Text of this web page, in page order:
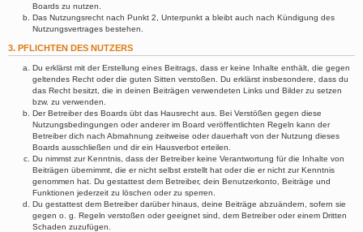
Boards zu nutzen.
Das Nutzungsrecht nach Punkt 2, Unterpunkt a bleibt auch nach Kündigung des
Nutzungsvertrages bestehen.
3. PFLICHTEN DES NUTZERS
Du erklärst mit der Erstellung eines Beitrags, dass er keine Inhalte enthält, die gegen
geltendes Recht oder die guten Sitten verstoßen. Du erklärst insbesondere, dass du
das Recht besitzt, die in deinen Beiträgen verwendeten Links und Bilder zu setzen
bzw. zu verwenden.
Der Betreiber des Boards übt das Hausrecht aus. Bei Verstößen gegen diese
Nutzungsbedingungen oder anderer im Board veröffentlichten Regeln kann der
Betreiber dich nach Abmahnung zeitweise oder dauerhaft von der Nutzung dieses
Boards ausschließen und dir ein Hausverbot erteilen.
Du nimmst zur Kenntnis, dass der Betreiber keine Verantwortung für die Inhalte von
Beiträgen übernimmt, die er nicht selbst erstellt hat oder die er nicht zur Kenntnis
genommen hat. Du gestattest dem Betreiber, dein Benutzerkonto, Beiträge und
Funktionen jederzeit zu löschen oder zu sperren.
Du gestattest dem Betreiber darüber hinaus, deine Beiträge abzuändern, sofern sie
gegen o. g. Regeln verstoßen oder geeignet sind, dem Betreiber oder einem Dritten
Schaden zuzufügen.